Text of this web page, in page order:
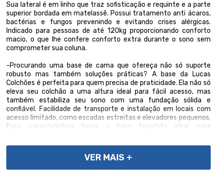
Sua lateral é em linho que traz sofisticação e requinte e a parte
superior bordada em matelassê. Possui tratamento anti ácaros,
bactérias e fungos prevenindo e evitando crises alérgicas.
Indicado para pessoas de até 120kg proporcionando conforto
macio, o que lhe confere conforto extra durante o sono sem
comprometer sua coluna.
-Procurando uma base de cama que ofereça não só suporte
robusto mas também soluções práticas? A base da Lucas
Colchões é perfeita para quem precisa de praticidade. Ela não só
eleva seu colchão a uma altura ideal para fácil acesso, mas
também estabiliza seu sono com uma fundação sólida e
confiável. Facilidade de transporte e instalação em locais com
acesso limitado, como escadas estreitas e elevadores pequenos.
Essa característica torna a base bipartida ideal para
VER MAIS +